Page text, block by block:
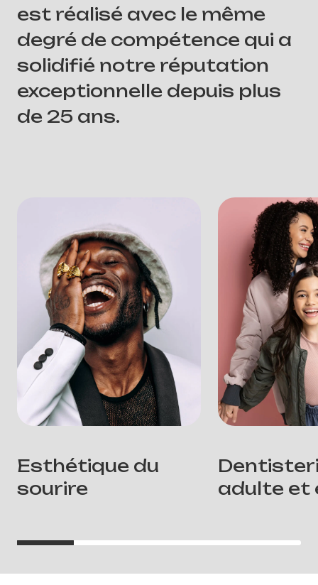
est réalisé avec le même
degré de compétence qui a
solidifié notre réputation
exceptionnelle depuis plus
de 25 ans.
Esthétique du
sourire
adulte et